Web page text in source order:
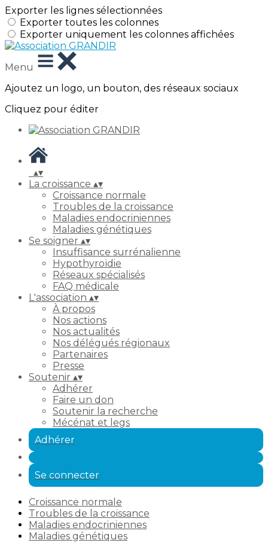
Exporter les lignes sélectionnées
Exporter toutes les colonnes
Exporter uniquement les colonnes affichées
Menu
Ajoutez un logo, un bouton, des réseaux sociaux
Cliquez pour éditer
▴▾
La croissance ▴▾
Croissance normale
Troubles de la croissance
Maladies endocriniennes
Maladies génétiques
Se soigner ▴▾
Insuffisance surrénalienne
Hypothyroïdie
Réseaux spécialisés
FAQ médicale
L'association ▴▾
À propos
Nos actions
Nos actualités
Nos délégués régionaux
Partenaires
Presse
Soutenir ▴▾
Adhérer
Faire un don
Soutenir la recherche
Mécénat et legs
Adhérer
Se connecter
Croissance normale
Troubles de la croissance
Maladies endocriniennes
Maladies génétiques